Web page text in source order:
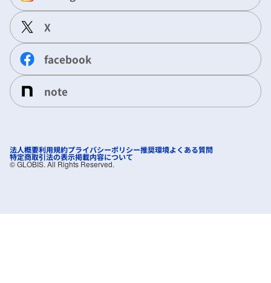
X
facebook
note
法人概要利用規約プライバシーポリシー推奨環境よくある質問
特定商取引法の表示掲載内容について
©︎ GLOBIS. All Rights Reserved.